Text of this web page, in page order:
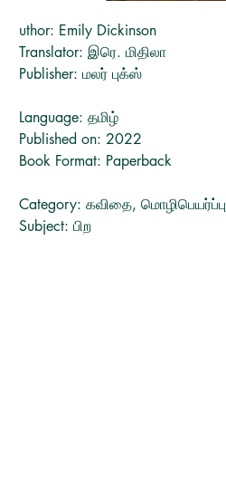
uthor: Emily Dickinson
Translator: இரெ. மிதிலா
Publisher: மலர் புக்ஸ்
Language: தமிழ்
Published on: 2022
Book Format: Paperback
Category: கவிதை, மொழிபெயர்ப்பு
Subject: பிற